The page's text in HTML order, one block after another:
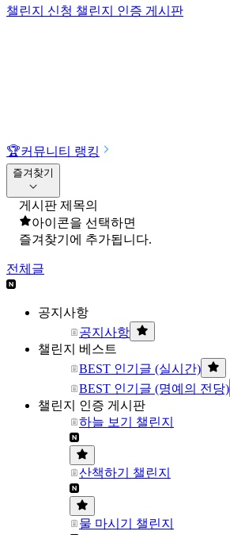
챌린지 신청 챌린지 인증 게시판
🏆커뮤니티 랭킹
즐겨찾기
게시판 제목의
아이콘을 선택하면
즐겨찾기에 추가됩니다.
전체글
공지사항
공지사항
챌린지 베스트
BEST 인기글 (실시간)
BEST 인기글 (명예의 전당)
챌린지 인증 게시판
하늘 보기 챌린지
산책하기 챌린지
물 마시기 챌린지